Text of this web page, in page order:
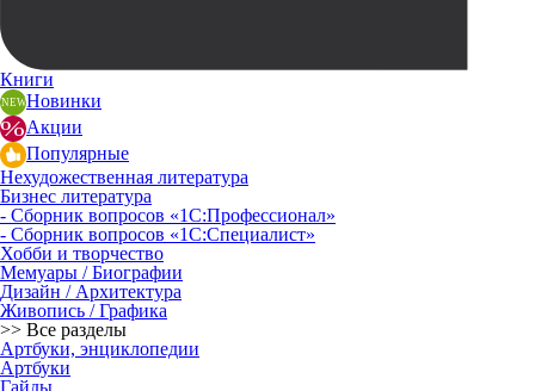
Книги
Новинки
Акции
Популярные
Нехудожественная литература
Бизнес литература
- Сборник вопросов «1С:Профессионал»
- Сборник вопросов «1С:Специалист»
Хобби и творчество
Мемуары / Биографии
Дизайн / Архитектура
Живопись / Графика
>> Все разделы
Артбуки, энциклопедии
Артбуки
Гайды